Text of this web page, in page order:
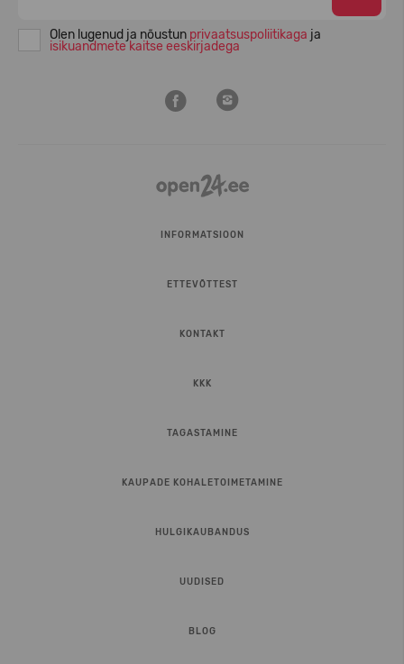
Olen lugenud ja nõustun privaatsuspoliitikaga ja
isikuandmete kaitse eeskirjadega
INFORMATSIOON
ETTEVÕTTEST
KONTAKT
KKK
TAGASTAMINE
KAUPADE KOHALETOIMETAMINE
HULGIKAUBANDUS
UUDISED
BLOG